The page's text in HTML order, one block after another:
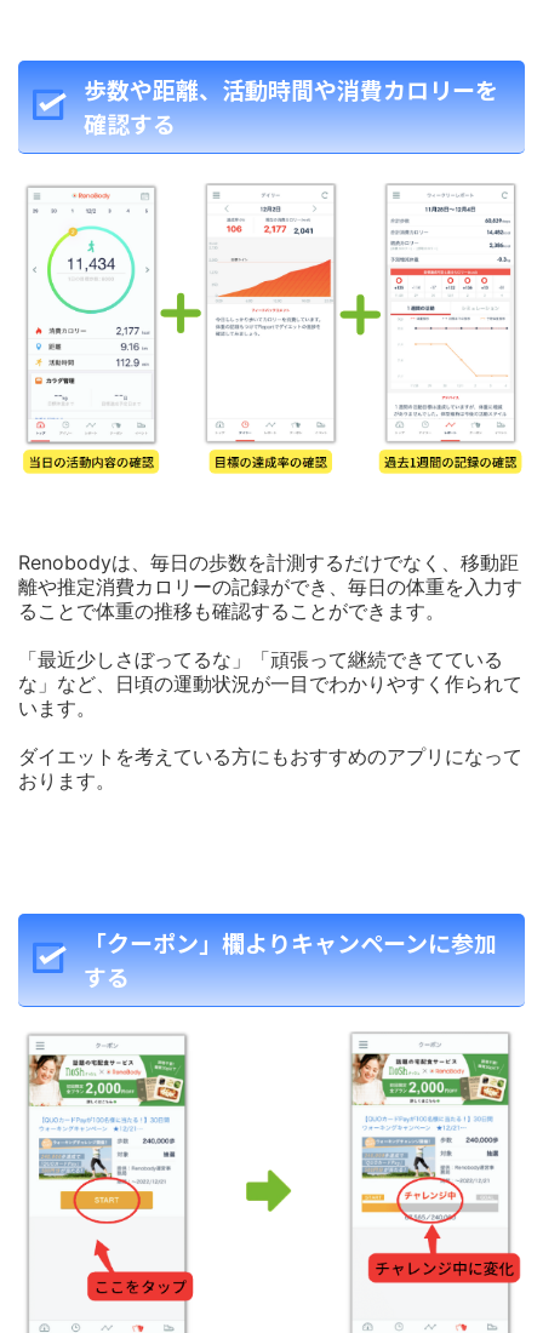
歩数や距離、活動時間や消費カロリーを
確認する
Renobodyは、毎日の歩数を計測するだけでなく、移動距
離や推定消費カロリーの記録ができ、毎日の体重を入力す
ることで体重の推移も確認することができます。
「最近少しさぼってるな」
「頑張って継続できてている
な」など、 日頃の運動状況が一目でわかりやすく作られて
います。
ダイエットを考えている方にもおすすめのアプリになって
おります。
「クーポン」欄よりキャンペーンに参加
する